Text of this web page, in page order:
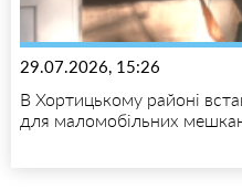
29.07.2026, 15:26
В Хортицькому районі
для маломобільних